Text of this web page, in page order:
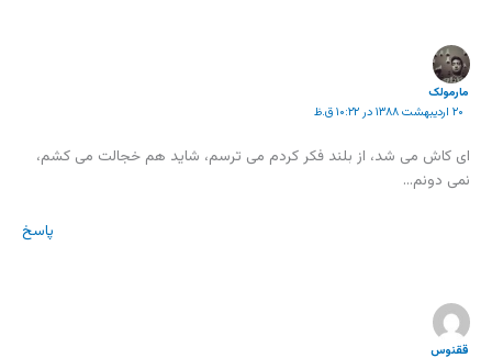
مارمولک
۲۰ اردیبهشت ۱۳۸۸ در ۱۰:۲۲ ق.ظ
ای کاش می شد، از بلند فکر کردم می ترسم، شايد هم خجالت می کشم،
نمی دونم…
پاسخ
ققنوس